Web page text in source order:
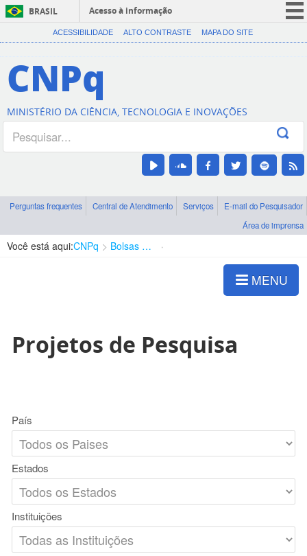
BRASIL
Acesso à informação
CORONAVÍRUS (COVID-19)
Canais
ACESSIBILIDADE ALTO CONTRASTE MAPA DO SITE
CNPq
MINISTÉRIO DA CIÊNCIA, TECNOLOGIA E INOVAÇÕES
Perguntas frequentes Central de Atendimento Serviços
E-mail do Pesquisador
Área de imprensa
Você está aqui:CNPq Bolsas e Auxílios Vigentes
MENU
Projetos de Pesquisa
País
Estados
Instituições